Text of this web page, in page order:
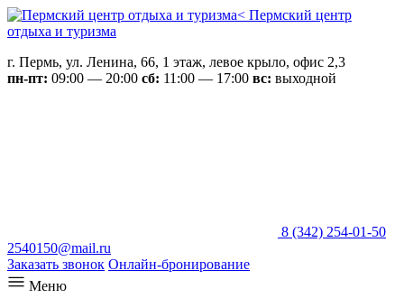
Пермский центр
отдыха и туризма
г. Пермь, ул. Ленина, 66, 1 этаж, левое крыло, офис 2,3
пн-пт: 09:00 — 20:00 сб: 11:00 — 17:00 вс: выходной
8 (342) 254-01-50
2540150@mail.ru
Заказать звонок Онлайн-бронирование
Меню